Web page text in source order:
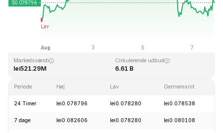
Sidst opdateret: 2026-08-07, 20:20 GMT+0
lei0.070480
Markedsværdi
lei521.29M
Cirkulerende udbud
6.61 B
Periode Høj Lav Gennemsnit
24 Timer lei0.078796 lei0.078280 lei0.078538
7 dage lei0.082606 lei0.078280 lei0.080108